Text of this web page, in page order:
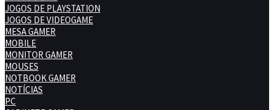
JOGOS DE PLAYSTATION
JOGOS DE VIDEOGAME
MESA GAMER
MOBILE
MONITOR GAMER
MOUSES
NOTBOOK GAMER
NOTÍCIAS
PC